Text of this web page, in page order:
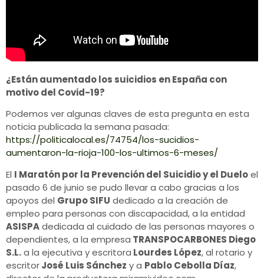
¿Están aumentado los suicidios en España con
motivo del Covid-19?
Podemos ver algunas claves de esta pregunta en esta
noticia publicada la semana pasada:
https://politicalocal.es/74754/los-sucidios-
aumentaron-la-rioja-100-los-ultimos-6-meses/
El I Maratón por la Prevención del Suicidio y el Dueloel
pasado 6 de junio se pudo llevar a cabo gracias a los
apoyos del Grupo SIFU dedicado a la creación de
empleo para personas con discapacidad, a la entidad
ASISPAdedicada al cuidado de las personas mayores o
dependientes, a la empresa TRANSPOCARBONES Diego
S.L.a la ejecutiva y escritora Lourdes López, al rotario y
escritorJosé Luis Sánchez y a Pablo Cebolla Díaz,